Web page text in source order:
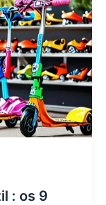
: os 9